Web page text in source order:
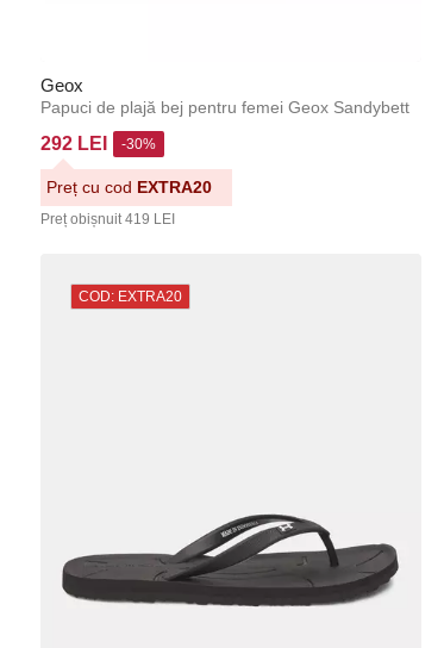
Geox
Papuci de plajă bej pentru femei Geox Sandybett
292 LEI
Preț obișnuit 419 LEI
-30%
Preț cu cod EXTRA20
COD: EXTRA20